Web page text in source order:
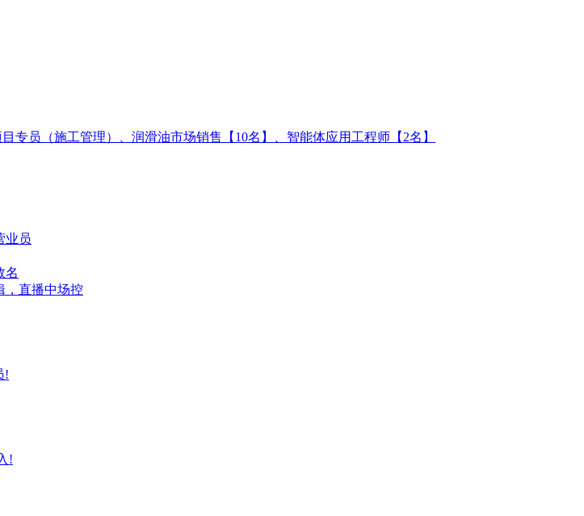
员（施工管理）、润滑油市场销售【10名】、智能体应用工程师【2名】
业员
名
，直播中场控
!
!